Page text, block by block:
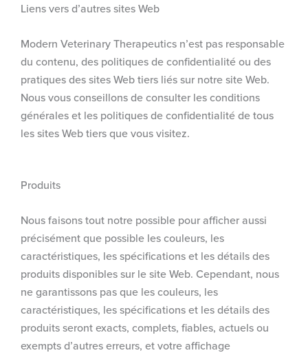
Liens vers d’autres sites Web
Modern Veterinary Therapeutics n’est pas responsable
du contenu, des politiques de confidentialité ou des
pratiques des sites Web tiers liés sur notre site Web.
Nous vous conseillons de consulter les conditions
générales et les politiques de confidentialité de tous
les sites Web tiers que vous visitez.
Produits
Nous faisons tout notre possible pour afficher aussi
précisément que possible les couleurs, les
caractéristiques, les spécifications et les détails des
produits disponibles sur le site Web. Cependant, nous
ne garantissons pas que les couleurs, les
caractéristiques, les spécifications et les détails des
produits seront exacts, complets, fiables, actuels ou
exempts d’autres erreurs, et votre affichage